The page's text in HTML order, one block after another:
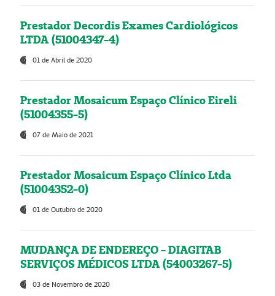
Prestador Decordis Exames Cardiológicos
LTDA (51004347-4)
01 de Abril de 2020
Prestador Mosaicum Espaço Clínico Eireli
(51004355-5)
07 de Maio de 2021
Prestador Mosaicum Espaço Clínico Ltda
(51004352-0)
01 de Outubro de 2020
MUDANÇA DE ENDEREÇO - DIAGITAB
SERVIÇOS MÉDICOS LTDA (54003267-5)
03 de Novembro de 2020